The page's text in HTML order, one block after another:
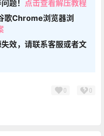
题！ 点击查看解压教程
歌Chrome浏览器浏
效，请联系客服或者文
0 0